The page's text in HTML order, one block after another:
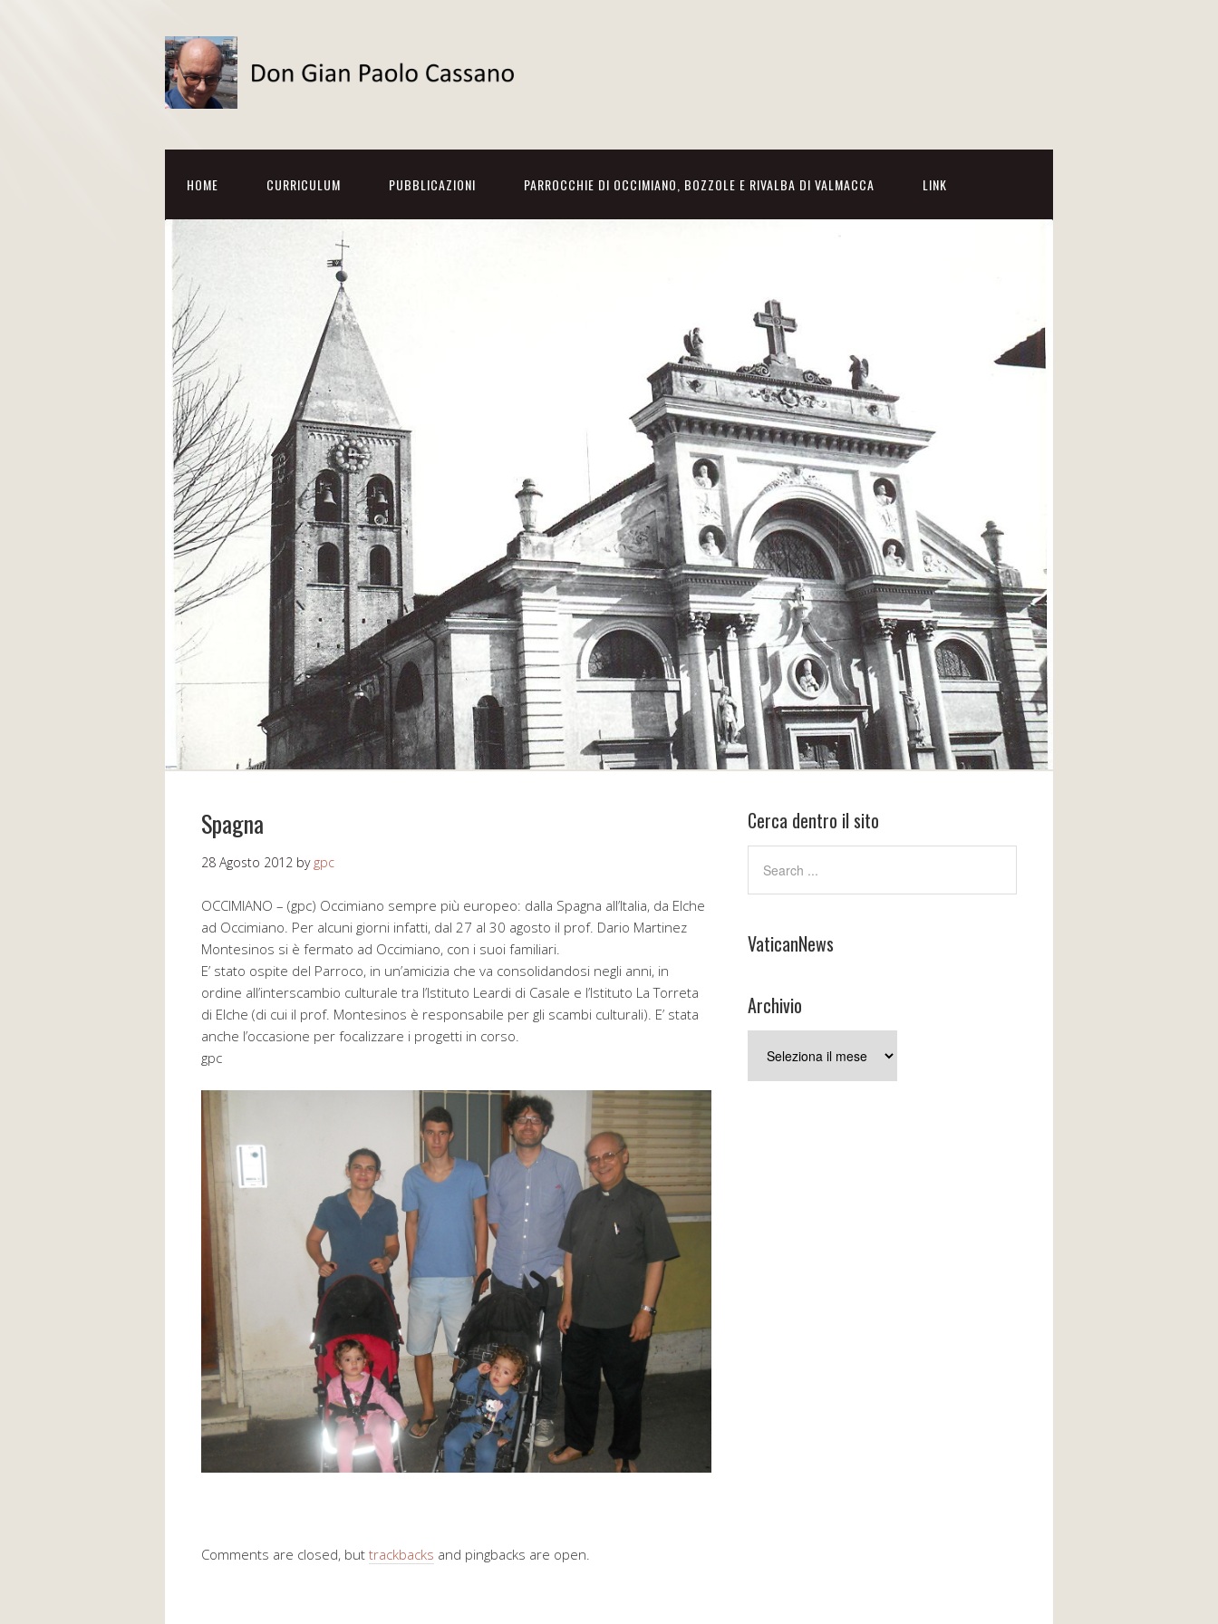
HOME CURRICULUM PUBBLICAZIONI PARROCCHIE DI OCCIMIANO, BOZZOLE E RIVALBA DI VALMACCA LINK
Spagna
28 Agosto 2012 by gpc
OCCIMIANO – (gpc) Occimiano sempre più europeo: dalla Spagna all’Italia, da Elche
ad Occimiano. Per alcuni giorni infatti, dal 27 al 30 agosto il prof. Dario Martinez
Montesinos si è fermato ad Occimiano, con i suoi familiari.
E’ stato ospite del Parroco, in un’amicizia che va consolidandosi negli anni, in
ordine all’interscambio culturale tra l’Istituto Leardi di Casale e l’Istituto La Torreta
di Elche (di cui il prof. Montesinos è responsabile per gli scambi culturali). E’ stata
anche l’occasione per focalizzare i progetti in corso.
gpc
Comments are closed, but trackbacks and pingbacks are open.
Cerca dentro il sito
VaticanNews
Archivio